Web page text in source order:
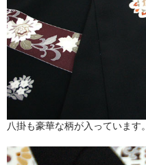
八掛も豪華な柄が入っています。